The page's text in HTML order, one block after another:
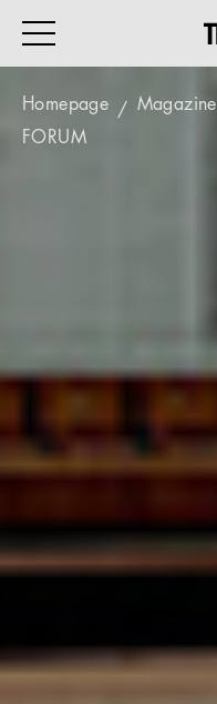
Magazine
Services
References
Homepage Magazine
FORUM